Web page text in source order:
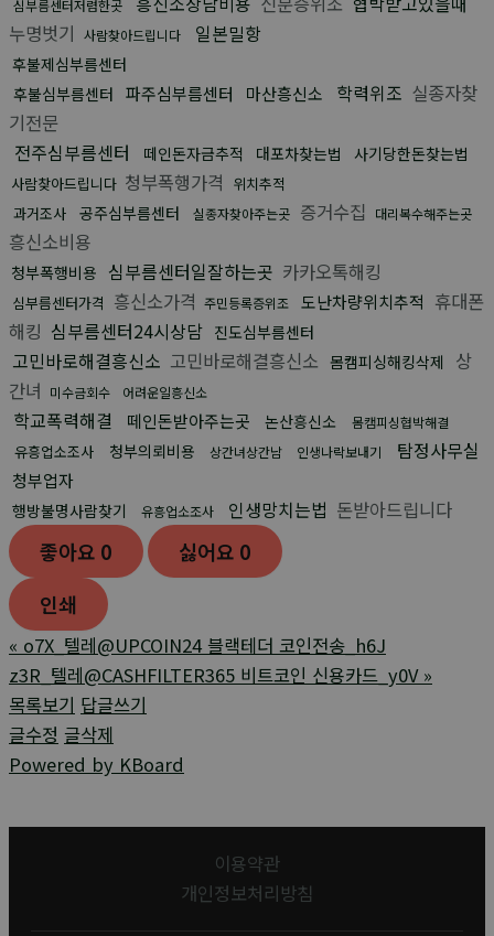
심부름센터저렴한곳
누명벗기 사람찾아드립니다 일본밀항
후불제심부름센터
후불심부름센터 파주심부름센터 마산흥신소 학력위조 실종자찾
기전문
전주심부름센터
떼인돈자금추적 대포차찾는법 사기당한돈찾는법
사람찾아드립니다 청부폭행가격 위치추적
과거조사
공주심부름센터 실종자찾아주는곳 증거수집 대리복수해주는곳
흥신소비용
청부폭행비용 심부름센터일잘하는곳 카카오톡해킹
심부름센터가격 흥신소가격 주민등록증위조 도난차량위치추적 휴대폰
해킹 심부름센터24시상담 진도심부름센터
고민바로해결흥신소 고민바로해결흥신소 몸캠피싱해킹삭제
상
간녀 미수금회수 어려운일흥신소
학교폭력해결 떼인돈받아주는곳 논산흥신소 몸캠피싱협박해결
유흥업소조사 청부의뢰비용 상간녀상간남 인생나락보내기 탐정사무실
청부업자
행방불명사람찾기 유흥업소조사 인생망치는법 돈받아드립니다
좋아요 0 싫어요 0
인쇄
« o7X_텔레@UPCOIN24 블랙테더 코인전송_h6J
z3R_텔레@CASHFILTER365 비트코인 신용카드_y0V »
목록보기 답글쓰기
글수정 글삭제
Powered by KBoard
이용약관
개인정보처리방침